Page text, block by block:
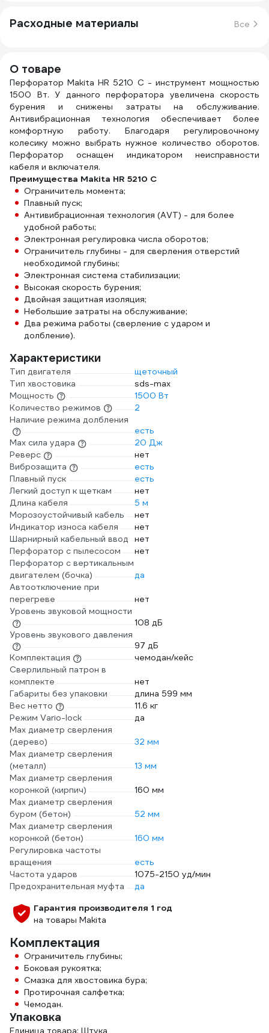
Расходные материалы Все
О товаре
Перфоратор Makita HR 5210 C - инструмент мощностью
1500 Вт. У данного перфоратора увеличена скорость
бурения и снижены затраты на обслуживание.
Антивибрационная технология обеспечивает более
комфортную работу. Благодаря регулировочному
колесику можно выбрать нужное количество оборотов.
Перфоратор оснащен индикатором неисправности
кабеля и включателя.
Преимущества Makita HR 5210 C
Ограничитель момента;
Плавный пуск;
Антивибрационная технология (AVT) - для более
удобной работы;
Электронная регулировка числа оборотов;
Ограничитель глубины - для сверления отверстий
необходимой глубины;
Электронная система стабилизации;
Высокая скорость бурения;
Двойная защитная изоляция;
Небольшие затраты на обслуживание;
Два режима работы (сверление с ударом и
долбление).
Характеристики
Тип двигателя
щеточный
Тип хвостовика
sds-max
Мощность
1500 Вт
Количество режимов
2
Наличие режима долбления
есть
Max сила удара
20 Дж
Реверс
нет
Виброзащита
есть
Плавный пуск
есть
Легкий доступ к щеткам
нет
Длина кабеля
5 м
Морозоустойчивый кабель
нет
Индикатор износа кабеля
нет
Шарнирный кабельный ввод
нет
Перфоратор с пылесосом
нет
Перфоратор с вертикальным
двигателем (бочка)
да
Автоотключение при
перегреве
нет
Уровень звуковой мощности
108 дБ
Уровень звукового давления
97 дБ
Комплектация
чемодан/кейс
Сверлильный патрон в
комплекте
нет
Габариты без упаковки
длина 599 мм
Вес нетто
11.6 кг
Режим Vario-lock
да
Мах диаметр сверления
(дерево)
32 мм
Max диаметр сверления
(металл)
13 мм
Max диаметр сверления
коронкой (кирпич)
160 мм
Max диаметр сверления
буром (бетон)
52 мм
Max диаметр сверления
коронкой (бетон)
160 мм
Регулировка частоты
вращения
есть
Частота ударов
1075-2150 уд/мин
Предохранительная муфта
да
Гарантия производителя 1 год
на товары Makita
Комплектация
Ограничитель глубины;
Боковая рукоятка;
Смазка для хвостовика бура;
Протирочная салфетка;
Чемодан.
Упаковка